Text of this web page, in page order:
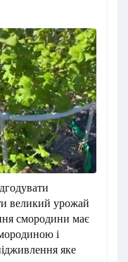
великий урожай
смородини має
і
яке